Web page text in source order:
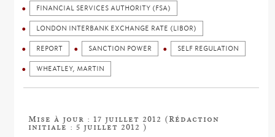
FINANCIAL SERVICES AUTHORITY (FSA)
LONDON INTERBANK EXCHANGE RATE (LIBOR)
REPORT SANCTION POWER SELF REGULATION
WHEATLEY, MARTIN
Mise à jour : 17 juillet 2012 (Rédaction
initiale : 5 juillet 2012 )